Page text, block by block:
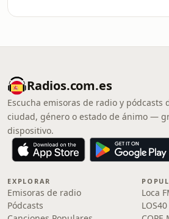
Radios.com.es
Escucha emisoras de radio y pódcasts
ciudad, género o estado de ánimo —
dispositivo.
EXPLORAR
Emisoras de radio
Pódcasts
Loca